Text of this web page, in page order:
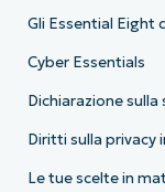
Gli Essential Eight
Cyber Essentials
Dichiarazione
Diritti sulla privacy
Le tue scelte in